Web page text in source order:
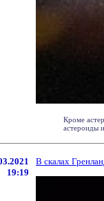
Кроме
астероиды
19:19
В скалах